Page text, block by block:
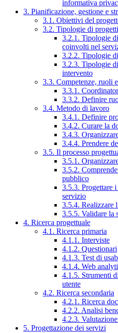
informativa
3. Pianificazione, gestione e
3.1. Obiettivi del
3.2. Tipologie di progetti
3.2.1. Tipologie
coinvolti nel
3.2.2. Tipologie
3.2.3. Tipologie
intervento
3.3. Competenze, ruoli
3.3.1.
3.3.2. Definire
3.4. Metodo di lavoro
3.4.1. Definire
3.4.2. Curare la
3.4.3.
3.4.4. Prendere
3.5. Il processo
3.5.1.
3.5.2.
pubblico
3.5.3. Progettare i
servizio
3.5.4. Realizzare
3.5.5. Validare la
4. Ricerca progettuale
4.1. Ricerca primaria
4.1.1. Interviste
4.1.2. Questionari
4.1.3. Test di
4.1.4. Web
4.1.5. Strumenti
utente
4.2. Ricerca secondaria
4.2.1. Ricerca
4.2.2. Analisi
4.2.3.
5. Progettazione dei servizi